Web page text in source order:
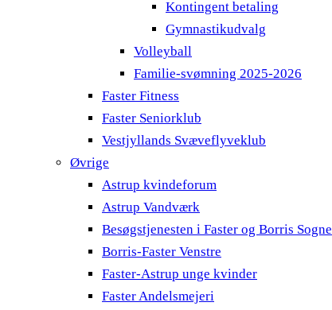
Kontingent betaling
Gymnastikudvalg
Volleyball
Familie-svømning 2025-2026
Faster Fitness
Faster Seniorklub
Vestjyllands Svæveflyveklub
Øvrige
Astrup kvindeforum
Astrup Vandværk
Besøgstjenesten i Faster og Borris Sogne
Borris-Faster Venstre
Faster-Astrup unge kvinder
Faster Andelsmejeri